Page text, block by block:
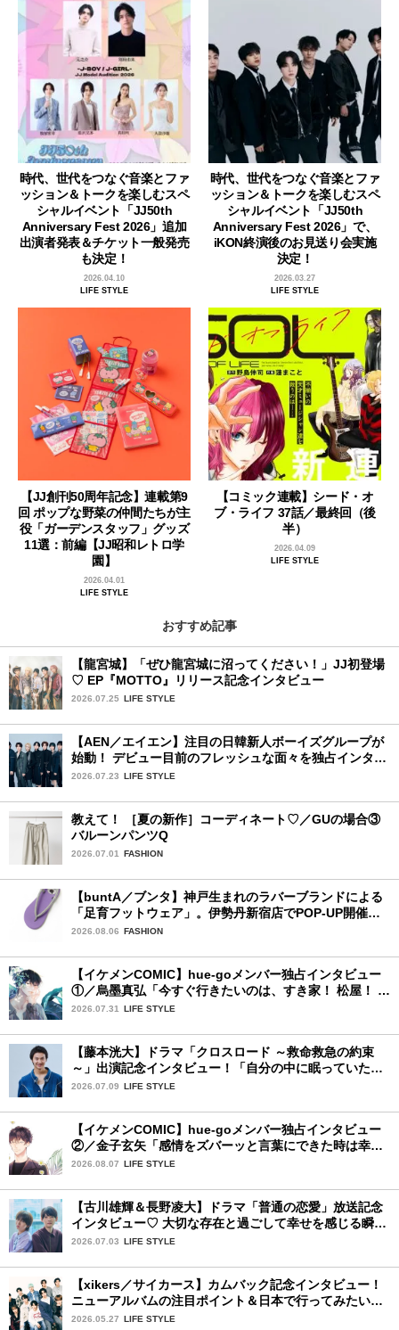
時代、世代をつなぐ音楽とファ
ッション＆トークを楽しむスペ
シャルイベント「JJ50th
Anniversary Fest 2026」追加
出演者発表＆チケット一般発売
も決定！
2026.04.10
LIFE STYLE
時代、世代をつなぐ音楽とファ
ッション＆トークを楽しむスペ
シャルイベント「JJ50th
Anniversary Fest 2026」で、
iKON終演後のお見送り会実施
決定！
2026.03.27
LIFE STYLE
【JJ創刊50周年記念】連載第9
回 ポップな野菜の仲間たちが主
役「ガーデンスタッフ」グッズ
11選：前編【JJ昭和レトロ学
園】
2026.04.01
LIFE STYLE
【コミック連載】シード・オ
ブ・ライフ 37話／最終回（後
半）
2026.04.09
LIFE STYLE
おすすめ記事
【龍宮城】「ぜひ龍宮城に沼ってください！」JJ初登場
♡ EP『MOTTO』リリース記念インタビュー
2026.07.25 LIFE STYLE
【AEN／エイエン】注目の日韓新人ボーイズグループが
始動！ デビュー目前のフレッシュな面々を独占インタビ
ュー。7人の魅力に迫ります♪
2026.07.23 LIFE STYLE
教えて！ ［夏の新作］コーディネート♡／GUの場合③
バルーンパンツQ
2026.07.01 FASHION
【buntA／ブンタ】神戸生まれのラバーブランドによる
「足育フットウェア」。伊勢丹新宿店でPOP-UP開催
中！
2026.08.06 FASHION
【イケメンCOMIC】hue-goメンバー独占インタビュー
①／烏墨真弘「今すぐ行きたいのは、すき家！ 松屋！ ミ
スド！」
2026.07.31 LIFE STYLE
【藤本洸大】ドラマ「クロスロード ～救命救急の約束
～」出演記念インタビュー！「自分の中に眠っていた熱
を思い出させてもらった作品です」
2026.07.09 LIFE STYLE
【イケメンCOMIC】hue-goメンバー独占インタビュー
②／金子玄矢「感情をズバーッと言葉にできた時は幸
せ〜」
2026.08.07 LIFE STYLE
【古川雄輝＆長野凌大】ドラマ「普通の恋愛」放送記念
インタビュー♡ 大切な存在と過ごして幸せを感じる瞬間
は？
2026.07.03 LIFE STYLE
【xikers／サイカース】カムバック記念インタビュー！
ニューアルバムの注目ポイント＆日本で行ってみたい場
所は？
2026.05.27 LIFE STYLE